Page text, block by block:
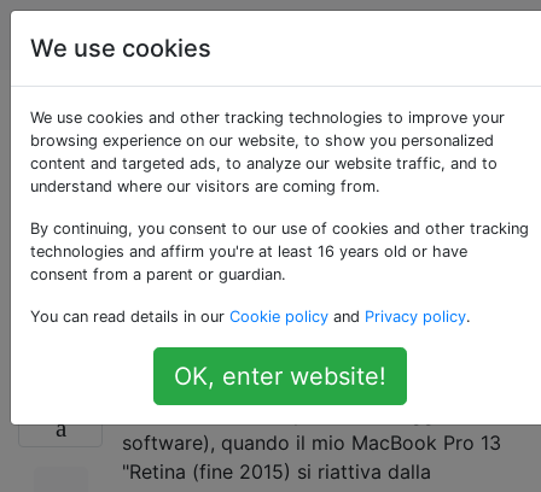
Apple
Dopo la riattivazione
del sistema, il
monitor Thunderbolt
viene sottolineato
A partire da poco (ma non allineato nella mia
memoria a nessun particolare aggiornamento
software), quando il mio MacBook Pro 13
"Retina (fine 2015) si riattiva dalla
We use cookies
We use cookies and other tracking technologies to improve your
browsing experience on our website, to show you personalized
content and targeted ads, to analyze our website traffic, and to
understand where our visitors are coming from.
By continuing, you consent to our use of cookies and other tracking
technologies and affirm you're at least 16 years old or have
consent from a parent or guardian.
You can read details in our Cookie policy and Privacy policy.
OK, enter website!